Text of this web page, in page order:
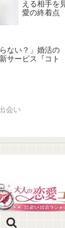
える相手を
愛の終着点
ない？」婚活の
サービス『コト
会い
愛コンパス –